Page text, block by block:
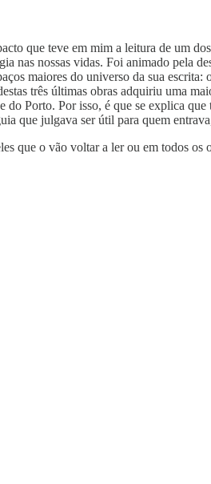
que teve em mim a leitura de um
nas nossas vidas. Foi animado pela
maiores do universo da sua
três últimas obras adquiriu uma
Porto. Por isso, é que se explica
que julgava ser útil para quem
que o vão voltar a ler ou em todos